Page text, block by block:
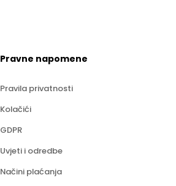
Pravne napomene
Pravila privatnosti
Kolačići
GDPR
Uvjeti i odredbe
Načini plaćanja